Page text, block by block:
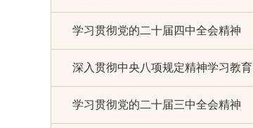
学习贯彻党的二十届四中全会精神
深入贯彻中央八项规定精神学习教育
学习贯彻党的二十届三中全会精神